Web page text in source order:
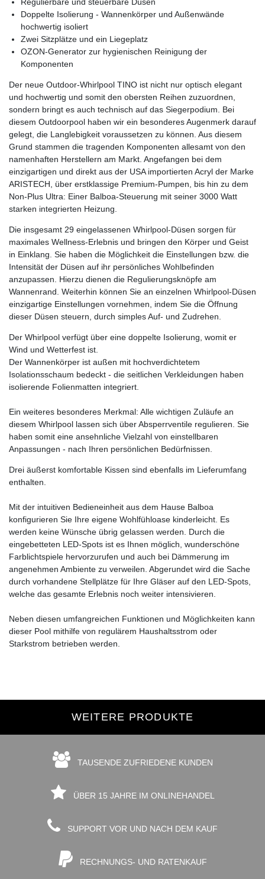
Regulierbare und steuerbare Düsen
Doppelte Isolierung - Wannenkörper und Außenwände
hochwertig isoliert
Zwei Sitzplätze und ein Liegeplatz
OZON-Generator zur hygienischen Reinigung der
Komponenten
Der neue Outdoor-Whirlpool TINO ist nicht nur optisch elegant
und hochwertig und somit den obersten Reihen zuzuordnen,
sondern bringt es auch technisch auf das Siegerpodium. Bei
diesem Outdoorpool haben wir ein besonderes Augenmerk darauf
gelegt, die Langlebigkeit voraussetzen zu können. Aus diesem
Grund stammen die tragenden Komponenten allesamt von den
namenhaften Herstellern am Markt. Angefangen bei dem
einzigartigen und direkt aus der USA importierten Acryl der Marke
ARISTECH, über erstklassige Premium-Pumpen, bis hin zu dem
Non-Plus Ultra: Einer Balboa-Steuerung mit seiner 3000 Watt
starken integrierten Heizung.
Die insgesamt 29 eingelassenen Whirlpool-Düsen sorgen für
maximales Wellness-Erlebnis und bringen den Körper und Geist
in Einklang. Sie haben die Möglichkeit die Einstellungen bzw. die
Intensität der Düsen auf ihr persönliches Wohlbefinden
anzupassen. Hierzu dienen die Regulierungsknöpfe am
Wannenrand. Weiterhin können Sie an einzelnen Whirlpool-Düsen
einzigartige Einstellungen vornehmen, indem Sie die Öffnung
dieser Düsen steuern, durch simples Auf- und Zudrehen.
Der Whirlpool verfügt über eine doppelte Isolierung, womit er
Wind und Wetterfest ist.
Der Wannenkörper ist außen mit hochverdichtetem
Isolationsschaum bedeckt - die seitlichen Verkleidungen haben
isolierende Folienmatten integriert.
Ein weiteres besonderes Merkmal: Alle wichtigen Zuläufe an
diesem Whirlpool lassen sich über Absperrventile regulieren. Sie
haben somit eine ansehnliche Vielzahl von einstellbaren
Anpassungen - nach Ihren persönlichen Bedürfnissen.
Drei äußerst komfortable Kissen sind ebenfalls im Lieferumfang
enthalten.
Mit der intuitiven Bedieneinheit aus dem Hause Balboa
konfigurieren Sie Ihre eigene Wohlfühloase kinderleicht. Es
werden keine Wünsche übrig gelassen werden. Durch die
eingebetteten LED-Spots ist es Ihnen möglich, wunderschöne
Farblichtspiele hervorzurufen und auch bei Dämmerung im
angenehmen Ambiente zu verweilen. Abgerundet wird die Sache
durch vorhandene Stellplätze für Ihre Gläser auf den LED-Spots,
welche das gesamte Erlebnis noch weiter intensivieren.
Neben diesen umfangreichen Funktionen und Möglichkeiten kann
dieser Pool mithilfe von regulärem Haushaltsstrom oder
Starkstrom betrieben werden.
WEITERE PRODUKTE
TAUSENDE ZUFRIEDENE KUNDEN
ÜBER 15 JAHRE IM ONLINEHANDEL
SUPPORT VOR UND NACH DEM KAUF
RECHNUNGS- UND RATENKAUF